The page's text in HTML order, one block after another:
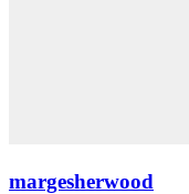
margesherwood